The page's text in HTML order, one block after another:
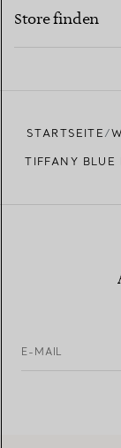
Store finden
STARTSEITE
TIFFANY BLUE
E-MAIL